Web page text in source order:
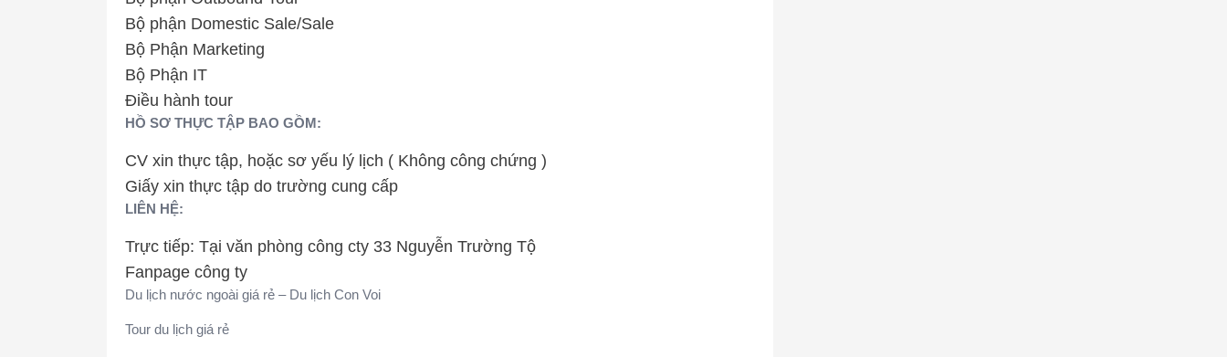
Bộ phận Domestic Sale/Sale
Bộ Phận Marketing
Bộ Phận IT
Điều hành tour
HỒ SƠ THỰC TẬP BAO GỒM:
CV xin thực tập, hoặc sơ yếu lý lịch ( Không công chứng )
Giấy xin thực tập do trường cung cấp
LIÊN HỆ:
Trực tiếp: Tại văn phòng công cty 33 Nguyễn Trường Tộ
Fanpage công ty
Du lịch nước ngoài giá rẻ – Du lịch Con Voi
Tour du lịch giá rẻ